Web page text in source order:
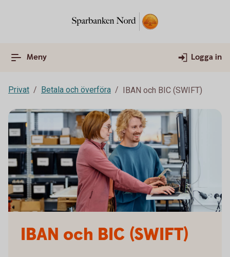
Meny Logga in
Privat Betala och överföra IBAN och BIC (SWIFT)
IBAN och BIC (SWIFT)